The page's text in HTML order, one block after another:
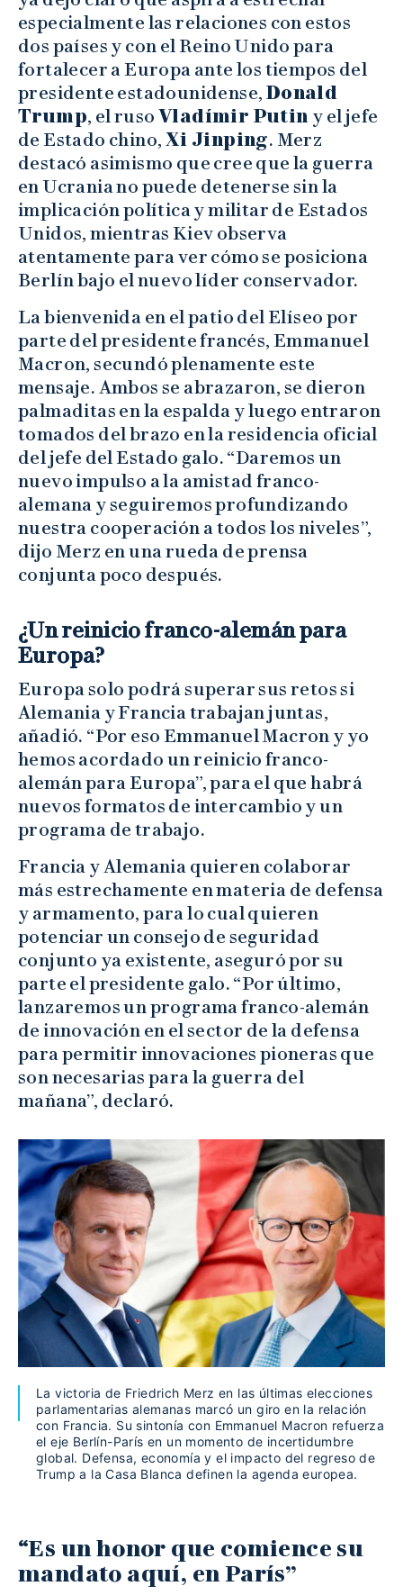
especialmente las relaciones con estos
dos países y con el Reino Unido para
fortalecer a Europa ante los tiempos del
presidente estadounidense, Donald
Trump, el ruso Vladímir Putin y el jefe
de Estado chino, Xi Jinping. Merz
destacó asimismo que cree que la guerra
en Ucrania no puede detenerse sin la
implicación política y militar de Estados
Unidos, mientras Kiev observa
atentamente para ver cómo se posiciona
Berlín bajo el nuevo líder conservador.
La bienvenida en el patio del Elíseo por
parte del presidente francés, Emmanuel
Macron, secundó plenamente este
mensaje. Ambos se abrazaron, se dieron
palmaditas en la espalda y luego entraron
tomados del brazo en la residencia oficial
del jefe del Estado galo. “Daremos un
nuevo impulso a la amistad franco-
alemana y seguiremos profundizando
nuestra cooperación a todos los niveles”,
dijo Merz en una rueda de prensa
conjunta poco después.
¿Un reinicio franco-alemán para
Europa?
Europa solo podrá superar sus retos si
Alemania y Francia trabajan juntas,
añadió. “Por eso Emmanuel Macron y yo
hemos acordado un reinicio franco-
alemán para Europa”, para el que habrá
nuevos formatos de intercambio y un
programa de trabajo.
Francia y Alemania quieren colaborar
más estrechamente en materia de defensa
y armamento, para lo cual quieren
potenciar un consejo de seguridad
conjunto ya existente, aseguró por su
parte el presidente galo. “Por último,
lanzaremos un programa franco-alemán
de innovación en el sector de la defensa
para permitir innovaciones pioneras que
son necesarias para la guerra del
mañana”, declaró.
La victoria de Friedrich Merz en las últimas elecciones
parlamentarias alemanas marcó un giro en la relación
con Francia. Su sintonía con Emmanuel Macron refuerza
el eje Berlín-París en un momento de incertidumbre
global. Defensa, economía y el impacto del regreso de
Trump a la Casa Blanca definen la agenda europea.
“Es un honor que comience su
mandato aquí, en París”